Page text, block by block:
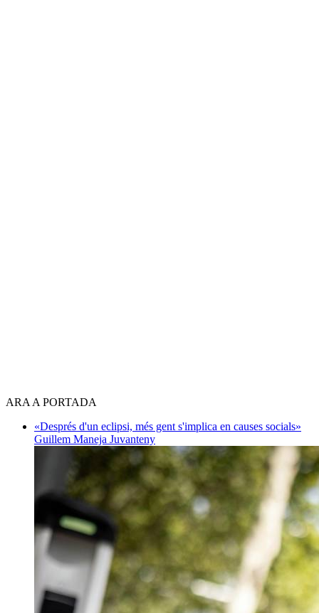
ARA A PORTADA
«Després d'un eclipsi, més gent s'implica en causes socials»
Guillem Maneja Juvanteny